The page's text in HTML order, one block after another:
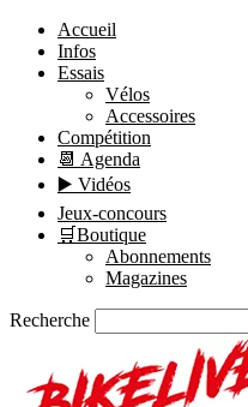
Accueil
Infos
Essais
Vélos
Accessoires
Compétition
📆 Agenda
▶️ Vidéos
Jeux-concours
🛒Boutique
Abonnements
Magazines
Recherche